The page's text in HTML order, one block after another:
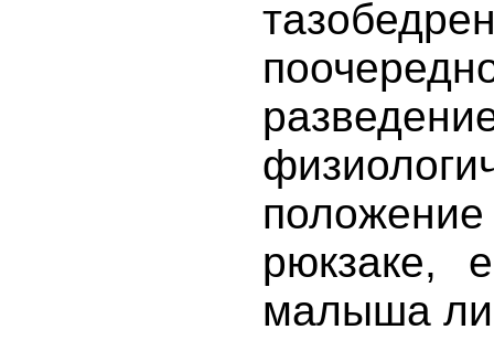
рюкзаке,
малыша